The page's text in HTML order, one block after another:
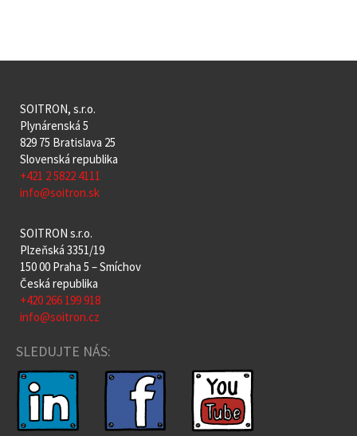
SOITRON, s.r.o.
Plynárenská 5
829 75 Bratislava 25
Slovenská republika
+421 2 5822 4111
info@soitron.sk
SOITRON s.r.o.
Plzeňská 3351/19
150 00 Praha 5 – Smíchov
Česká republika
+420 266 199 918
info@soitron.cz
SLEDUJTE NÁS: